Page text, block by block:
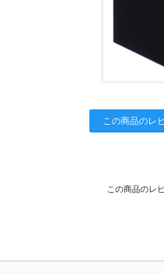
この商品のレ
この商品のレ